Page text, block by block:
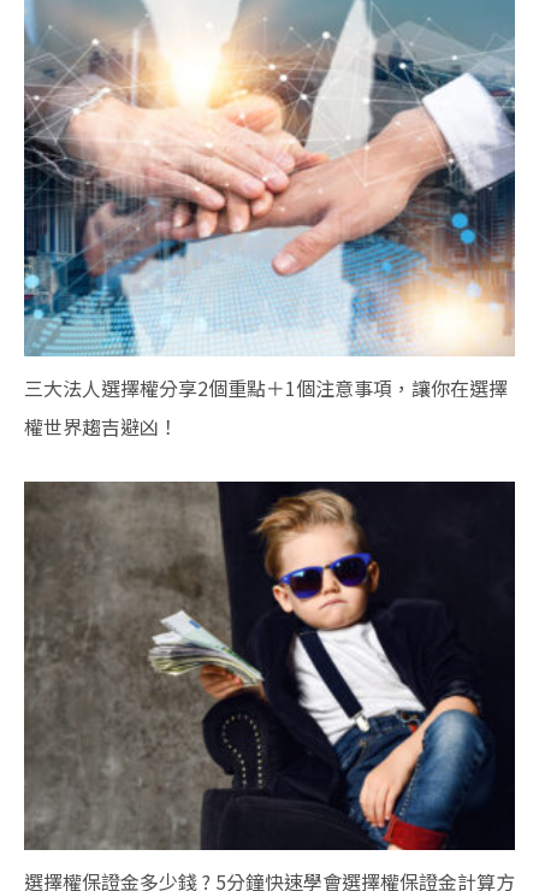
三大法人選擇權分享2個重點＋1個注意事項，讓你在選擇
權世界趨吉避凶！
選擇權保證金多少錢 ? 5分鐘快速學會選擇權保證金計算方